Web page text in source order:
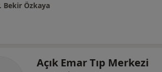
Bekir Özkaya
Açık Emar Tıp Merkezi